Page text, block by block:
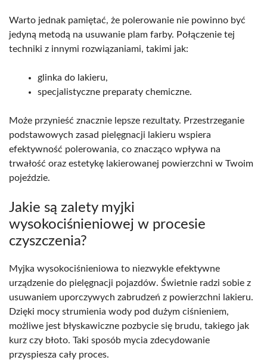
Warto jednak pamiętać, że polerowanie nie powinno być
jedyną metodą na usuwanie plam farby. Połączenie tej
techniki z innymi rozwiązaniami, takimi jak:
glinka do lakieru,
specjalistyczne preparaty chemiczne.
Może przynieść znacznie lepsze rezultaty. Przestrzeganie
podstawowych zasad pielęgnacji lakieru wspiera
efektywność polerowania, co znacząco wpływa na
trwałość oraz estetykę lakierowanej powierzchni w Twoim
pojeździe.
Jakie są zalety myjki
wysokociśnieniowej w procesie
czyszczenia?
Myjka wysokociśnieniowa to niezwykle efektywne
urządzenie do pielęgnacji pojazdów. Świetnie radzi sobie z
usuwaniem uporczywych zabrudzeń z powierzchni lakieru.
Dzięki mocy strumienia wody pod dużym ciśnieniem,
możliwe jest błyskawiczne pozbycie się brudu, takiego jak
kurz czy błoto. Taki sposób mycia zdecydowanie
przyspiesza cały proces.